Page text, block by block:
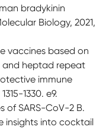
bradykinin
Biology, 2021,
vaccines based on
and heptad repeat
immune
1330. e9.
of SARS-CoV-2 B.
insights into cocktail